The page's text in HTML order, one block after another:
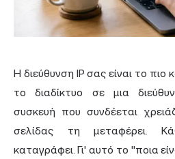
Η διεύθυνση IP σας είναι το πιο
το διαδίκτυο σε μια
συσκευή που συνδέεται
σελίδας τη μεταφέρει.
καταγράφει. Γι' αυτό το "ποια